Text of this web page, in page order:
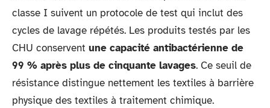
classe I suivent un protocole de test qui inclut des
cycles de lavage répétés. Les produits testés par les
CHU conservent une capacité antibactérienne de
99 % après plus de cinquante lavages. Ce seuil de
résistance distingue nettement les textiles à barrière
physique des textiles à traitement chimique.